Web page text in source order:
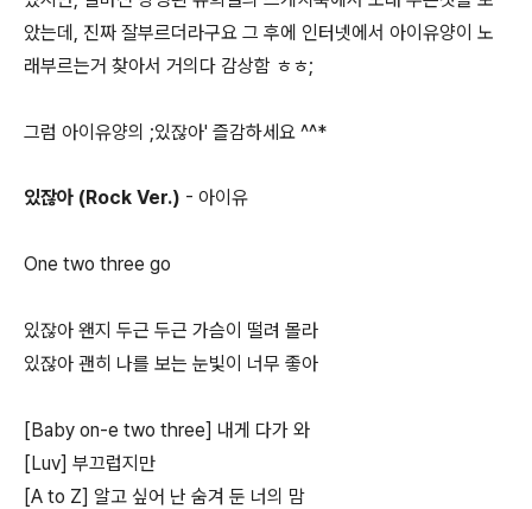
았는데, 진짜 잘부르더라구요 그 후에 인터넷에서 아이유양이 노
래부르는거 찾아서 거의다 감상함 ㅎㅎ;
그럼 아이유양의 ;있잖아' 즐감하세요 ^^*
있잖아 (Rock Ver.) - 아이유
One two three go
있잖아 왠지 두근 두근 가슴이 떨려 몰라
있잖아 괜히 나를 보는 눈빛이 너무 좋아
[Baby on-e two three] 내게 다가 와
[Luv] 부끄럽지만
[A to Z] 알고 싶어 난 숨겨 둔 너의 맘